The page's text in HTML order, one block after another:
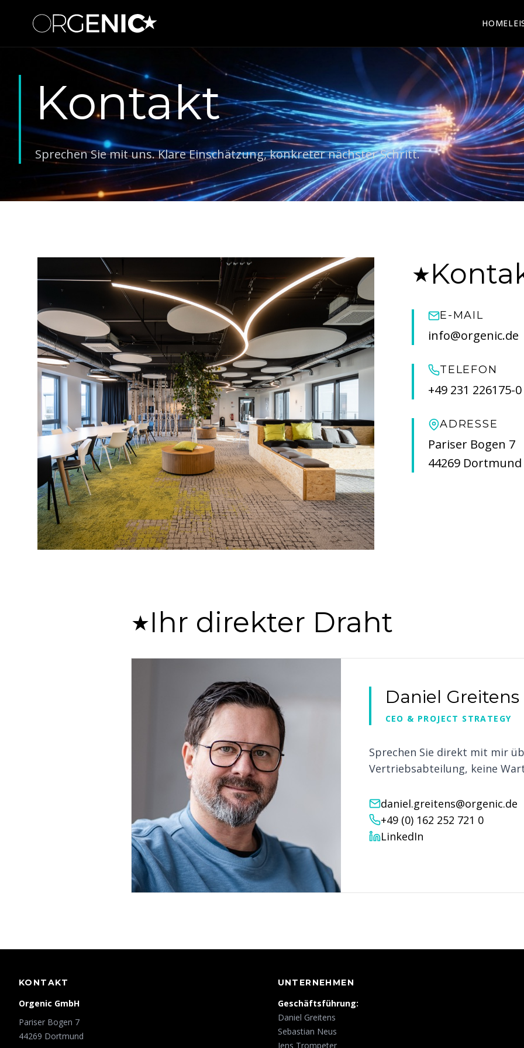
HOME
Kontakt
Sprechen Sie mit uns. Klare Einschätzung, konkreter nächster Schritt.
★
E-MAIL
info@orgenic.de
TELEFON
+49 231 226175-0
ADRESSE
Pariser Bogen 7
44269 Dortmund
★Ihr direkter Draht
Daniel Greitens
CEO & PROJECT STRATEGY
Sprechen Sie direkt mit mir
Vertriebsabteilung, keine
daniel.greitens@orgenic.de
+49 (0) 162 252 721 0
LinkedIn
KONTAKT
Orgenic GmbH
Pariser Bogen 7
44269 Dortmund
UNTERNEHMEN
Geschäftsführung:
Daniel Greitens
Sebastian Neus
Jens Trompeter